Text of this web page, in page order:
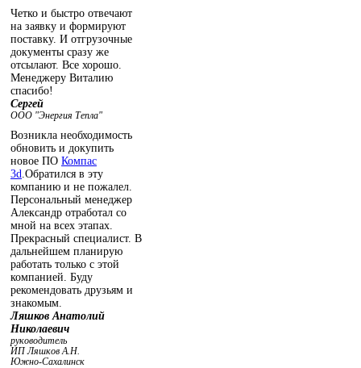
Четко и быстро отвечают
на заявку и формируют
поставку. И отгрузочные
документы сразу же
отсылают. Все хорошо.
Менеджеру Виталию
спасибо!
Сергей
ООО "Энергия Тепла"
Возникла необходимость
обновить и докупить
новое ПО Компас
3d .Обратился в эту
компанию и не пожалел.
Персональный менеджер
Александр отработал со
мной на всех этапах.
Прекрасный специалист. В
дальнейшем планирую
работать только с этой
компанией. Буду
рекомендовать друзьям и
знакомым.
Ляшков Анатолий
Николаевич
руководитель
ИП Ляшков А.Н.
Южно-Сахалинск